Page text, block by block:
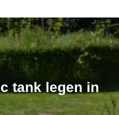
tank legen in